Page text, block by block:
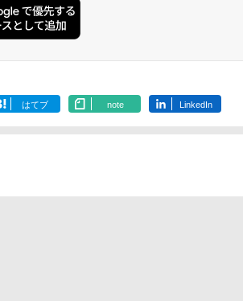
はてブ note LinkedIn